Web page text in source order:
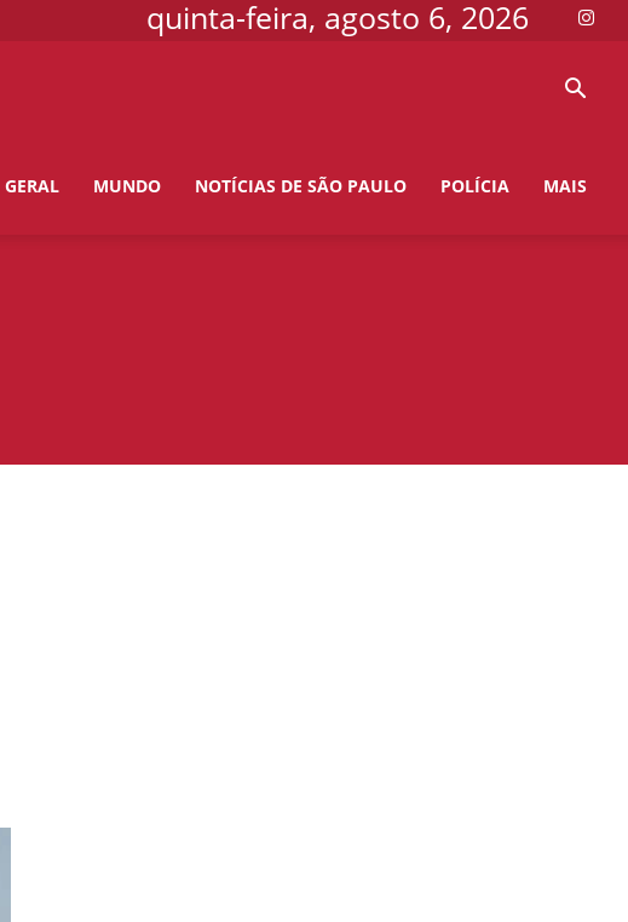
quinta-feira, agosto 6, 2026
GERAL MUNDO NOTÍCIAS DE SÃO PAULO POLÍCIA MAIS